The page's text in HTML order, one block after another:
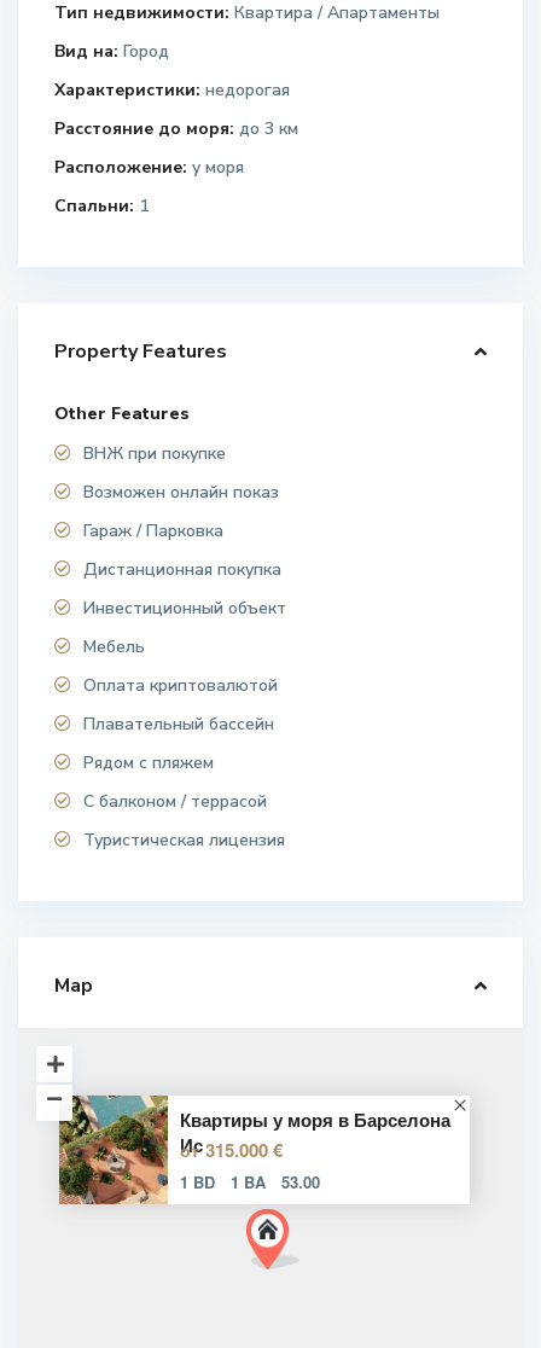
Тип недвижимости: Квартира / Апартаменты
Вид на: Город
Характеристики: недорогая
Расстояние до моря: до 3 км
Расположение: у моря
Спальни: 1
Property Features
Other Features
ВНЖ при покупке
Возможен онлайн показ
Гараж / Парковка
Дистанционная покупка
Инвестиционный объект
Мебель
Оплата криптовалютой
Плавательный бассейн
Рядом с пляжем
С балконом / террасой
Туристическая лицензия
Map
Квартиры у моря в Барселона
Ис
от 315.000 €
1 BD 1 BA 53.00